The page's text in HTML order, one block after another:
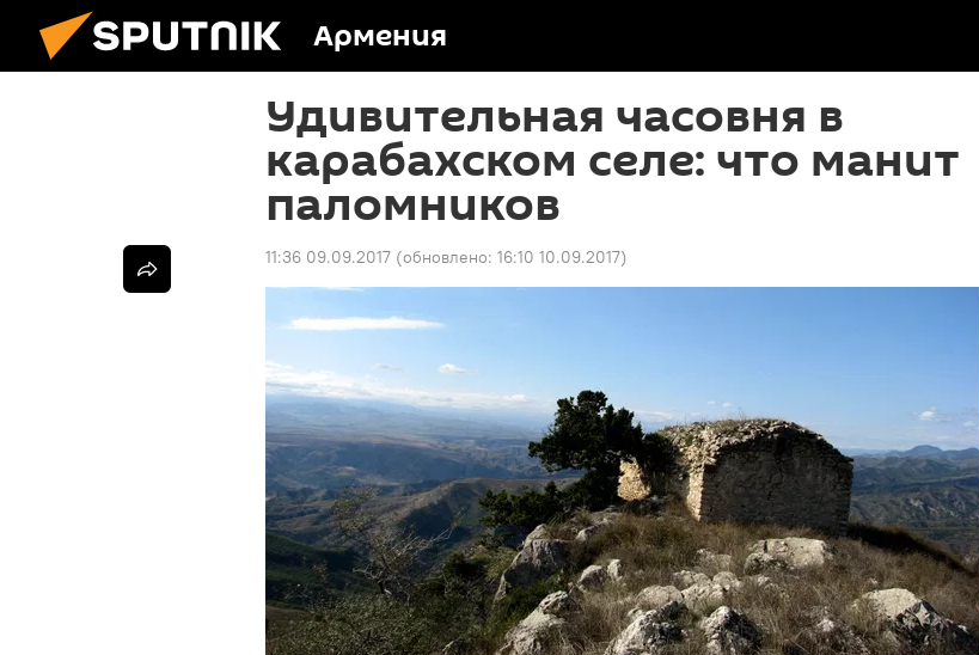
Армения
Удивительная часовня в
карабахском селе: что манит
паломников
11:36 09.09.2017 (обновлено: 16:10 10.09.2017)